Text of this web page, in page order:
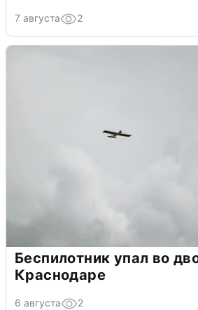
7 августа 2
Беспилотник упал во
Краснодаре
6 августа 2